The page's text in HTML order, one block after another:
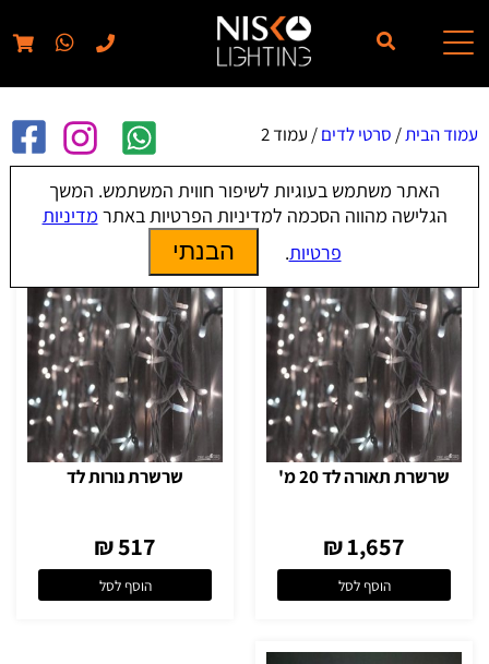
עמוד הבית/ סרטי לדים/ עמוד 2
סרטי לדים
שרשרת תאורה לד 20 מ'
1,657 ₪
הוסף לסל
שרשרת נורות לד
517 ₪
הוסף לסל
האתר משתמש בעוגיות לשיפור חווית המשתמש. המשך
הגלישה מהווה הסכמה למדיניות הפרטיות באתר מדיניות
פרטיות. הבנתי